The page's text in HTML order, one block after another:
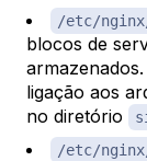
/etc/
blocos de
ligação aos
no diretório
/etc/